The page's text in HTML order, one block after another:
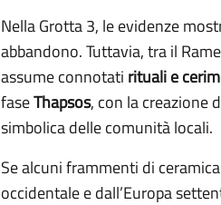
Nella Grotta 3, le evidenze
abbandono. Tuttavia, tra il
assume connotati rituali e
faseThapsos, con la creazione
simbolica delle comunità locali.
Se alcuni frammenti di
occidentale e dall’Europa